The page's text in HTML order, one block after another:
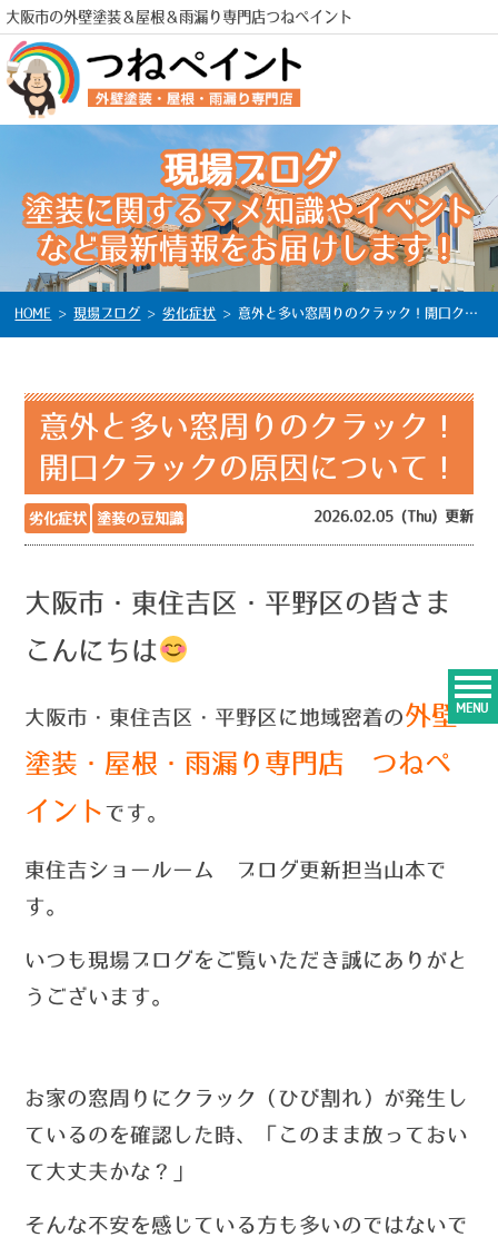
大阪市の外壁塗装＆屋根＆雨漏り専門店つねペイント
電話
MENU
現場ブログ
塗装に関するマメ知識やイベント
など最新情報をお届けします！
HOME >現場ブログ >劣化症状 > 意外と多い窓周りのクラック！開口クラックの原因について！
意外と多い窓周りのクラック！
開口クラックの原因について！
劣化症状 塗装の豆知識 2026.02.05 (Thu) 更新
大阪市・東住吉区・平野区の皆さま
こんにちは
大阪市・東住吉区・平野区に地域密着の外壁
塗装・屋根・雨漏り専門店 つねペ
イント です。
東住吉ショールーム ブログ更新担当山本で
す。
いつ も現場ブログをご覧いただき誠にありがと
うございます。
お家の窓周りにクラック（ひび割れ）が発生し
ているのを確認した時、「このまま放っておい
て大丈夫かな？」
そんな不安を感じている方も多いのではないで